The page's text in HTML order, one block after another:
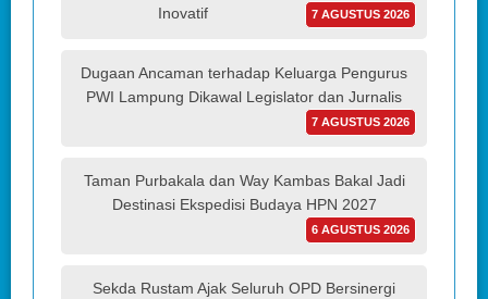
Inovatif
7 AGUSTUS 2026
Dugaan Ancaman terhadap Keluarga Pengurus
PWI Lampung Dikawal Legislator dan Jurnalis
7 AGUSTUS 2026
Taman Purbakala dan Way Kambas Bakal Jadi
Destinasi Ekspedisi Budaya HPN 2027
6 AGUSTUS 2026
Sekda Rustam Ajak Seluruh OPD Bersinergi